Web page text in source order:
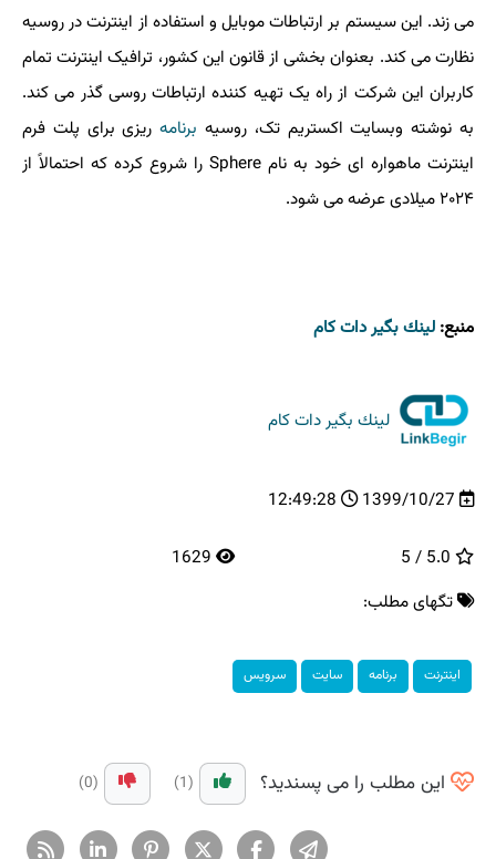
می زند. این سیستم بر ارتباطات موبایل و استفاده از اینترنت در روسیه
نظارت می کند. بعنوان بخشی از قانون این کشور، ترافیک اینترنت تمام
کاربران این شرکت از راه یک تهیه کننده ارتباطات روسی گذر می کند.
به نوشته وبسایت اکستریم تک، روسیه برنامهریزی برای پلت فرم
اینترنت ماهواره ای خود به نام Sphere را شروع کرده که احتمالاً از
۲۰۲۴ میلادی عرضه می شود.
منبع: لینك بگیر دات كام
لینك بگیر دات كام
1399/10/27
12:49:28
تگهای مطلب:
اینترنت برنامه سایت سرویس
این مطلب را می پسندید؟ (1)
(0)